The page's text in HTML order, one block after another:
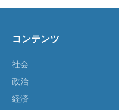
コンテンツ
社会
政治
経済